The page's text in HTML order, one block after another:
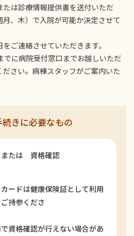
は診療情報提供書を送付いただ
月、木）で入院が可能か決定させて
ご連絡させていただきます。
でに病院受付窓口までお越しいただ
ださい。病棟スタッフがご案内いた
続きに必要なもの
たは 資格確認
ードは健康保険証として利用
持参くださ
資格確認が行えない場合があ